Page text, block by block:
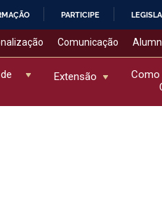
PARTICIPE
Comunicação
Extensão
Como